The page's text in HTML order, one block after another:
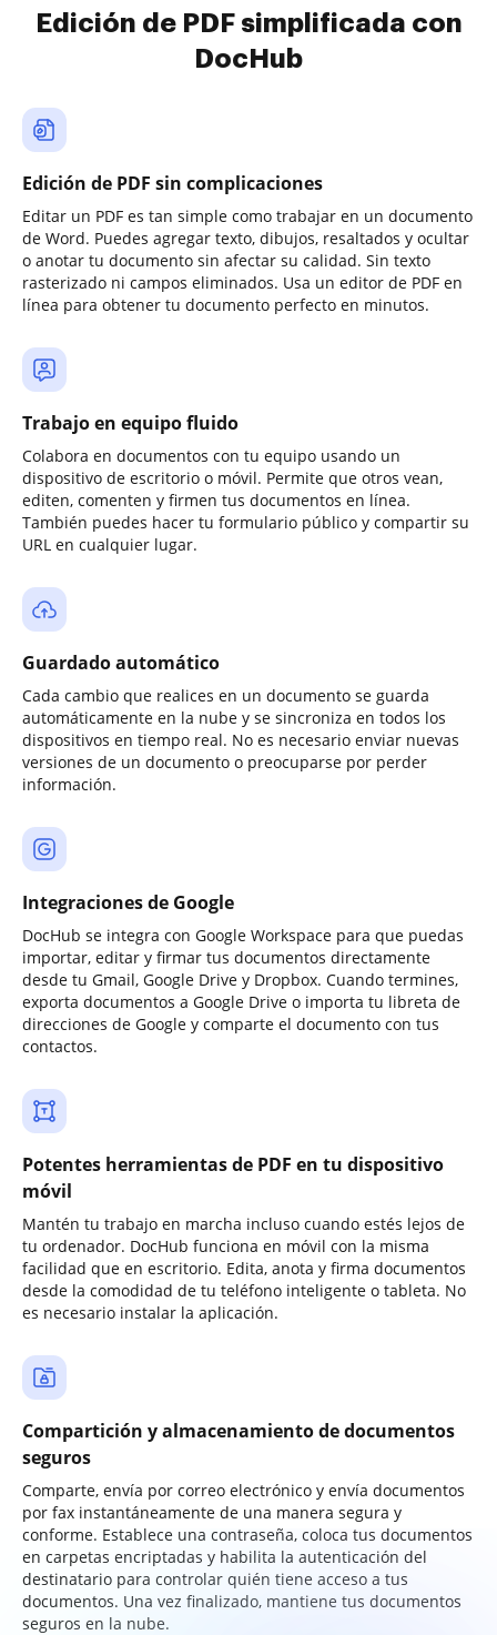
Edición de PDF simplificada con
DocHub
Edición de PDF sin complicaciones
Editar un PDF es tan simple como trabajar en un documento
de Word. Puedes agregar texto, dibujos, resaltados y ocultar
o anotar tu documento sin afectar su calidad. Sin texto
rasterizado ni campos eliminados. Usa un editor de PDF en
línea para obtener tu documento perfecto en minutos.
Trabajo en equipo fluido
Colabora en documentos con tu equipo usando un
dispositivo de escritorio o móvil. Permite que otros vean,
editen, comenten y firmen tus documentos en línea.
También puedes hacer tu formulario público y compartir su
URL en cualquier lugar.
Guardado automático
Cada cambio que realices en un documento se guarda
automáticamente en la nube y se sincroniza en todos los
dispositivos en tiempo real. No es necesario enviar nuevas
versiones de un documento o preocuparse por perder
información.
Integraciones de Google
DocHub se integra con Google Workspace para que puedas
importar, editar y firmar tus documentos directamente
desde tu Gmail, Google Drive y Dropbox. Cuando termines,
exporta documentos a Google Drive o importa tu libreta de
direcciones de Google y comparte el documento con tus
contactos.
Potentes herramientas de PDF en tu dispositivo
móvil
Mantén tu trabajo en marcha incluso cuando estés lejos de
tu ordenador. DocHub funciona en móvil con la misma
facilidad que en escritorio. Edita, anota y firma documentos
desde la comodidad de tu teléfono inteligente o tableta. No
es necesario instalar la aplicación.
Compartición y almacenamiento de documentos
seguros
Comparte, envía por correo electrónico y envía documentos
por fax instantáneamente de una manera segura y
conforme. Establece una contraseña, coloca tus documentos
en carpetas encriptadas y habilita la autenticación del
destinatario para controlar quién tiene acceso a tus
documentos. Una vez finalizado, mantiene tus documentos
seguros en la nube.